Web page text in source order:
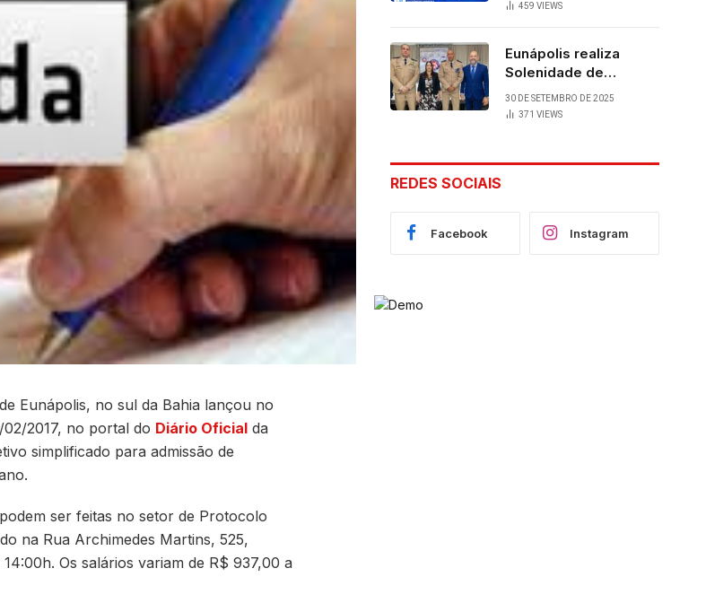
Eunápolis, no sul da Bahia lançou no
2017, no portal do Diário Oficialda
simplificado para admissão de
ser feitas no setor de Protocolo
na Rua Archimedes Martins, 525,
Os salários variam de R$ 937,00 a
459 VIEWS
Eunápolis realiza
Solenidade de
Assunção do 28º
BPM, conquista
Cláudia e Robério
30 DE SETEMBRO DE 2025
371 VIEWS
REDES SOCIAIS
Facebook Instagram